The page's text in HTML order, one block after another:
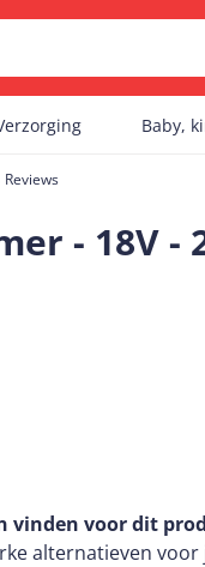
gevonden.
Baby,
Reviews
- 18V -
vinden voor dit
alternatieven voor